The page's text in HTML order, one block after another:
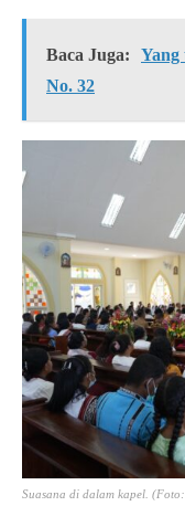
Baca Juga:
No. 32
Suasana di dalam kapel.